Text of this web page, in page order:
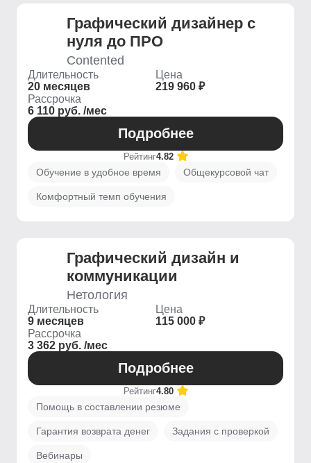
Графический дизайнер с
нуля до ПРО
Contented
Длительность
20 месяцев
Цена
219 960 ₽
Рассрочка
6 110 руб. /мес
Подробнее
Рейтинг4.82
Обучение в удобное время Общекурсовой чат
Комфортный темп обучения
Графический дизайн и
коммуникации
Нетология
Длительность
9 месяцев
Цена
115 000 ₽
Рассрочка
3 362 руб. /мес
Подробнее
Рейтинг4.80
Помощь в составлении резюме
Гарантия возврата денег Задания с проверкой
Вебинары